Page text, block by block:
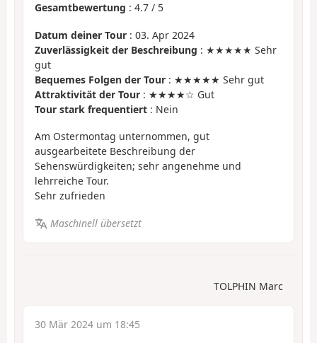
Gesamtbewertung : 4.7 / 5
Datum deiner Tour : 03. Apr 2024
Zuverlässigkeit der Beschreibung : ★★★★★ Sehr
gut
Bequemes Folgen der Tour : ★★★★★ Sehr gut
Attraktivität der Tour : ★★★★☆ Gut
Tour stark frequentiert : Nein
Am Ostermontag unternommen, gut
ausgearbeitete Beschreibung der
Sehenswürdigkeiten; sehr angenehme und
lehrreiche Tour.
Sehr zufrieden
Maschinell übersetzt
TOLPHIN Marc
30 Mär 2024 um 18:45